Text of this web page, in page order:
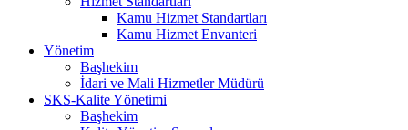
Kamu Hizmet Standartları
Kamu Hizmet Envanteri
Yönetim
Başhekim
İdari ve Mali Hizmetler Müdürü
SKS-Kalite Yönetimi
Başhekim